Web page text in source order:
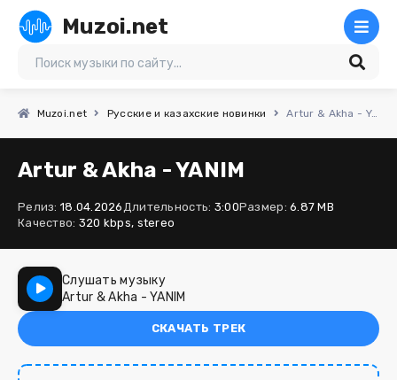
Muzoi.net
Muzoi.net Русские и казахские новинки Artur & Akha - YANIM
Artur & Akha - YANIM
Релиз: 18.04.2026Длительность: 3:00Размер: 6.87 MB
Качество: 320 kbps, stereo
Слушать музыку
Artur & Akha - YANIM
СКАЧАТЬ ТРЕК